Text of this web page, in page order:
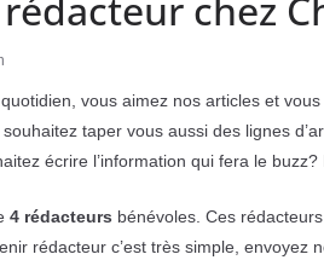
chez
vous aimez nos articles et
taper vous aussi des lignes
écrire l’information qui fera le
4 rédacteurs bénévoles. Ces
rédacteur c’est très simple, envoyez